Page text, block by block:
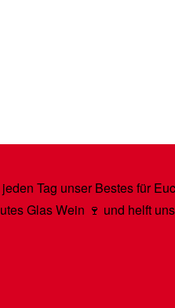
Tag unser Bestes für
Glas Wein 🍷 und helft